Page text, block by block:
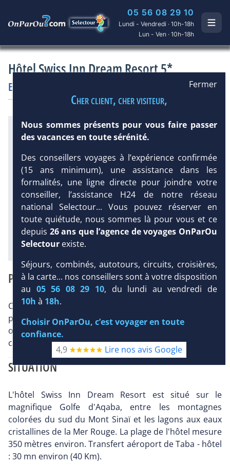
05 56 08 29 10
Lundi - Vendredi · 10h-18h
Lun - Ven · 10h-18h
Hôtel Swiss Inn Dream Resort 5*
Egypte HôtelPrestige
DEMANDE
Infos météo :
37 °C
0 mm
28 °C
Dist. Distance:
< 100 m
Long.Longueur:
350 m
Équipement :
260
Tx :17 % Tx :25 %
Infos golfs :
Distance depuis l'hôtel : 5 km
PRÉSENTATION
Ce nouvel hôtel, construit fin 2009 le long d'une belle
plage de sable et adossé aux montagnes du Sinaï, vous
offre un service de qualité dans un environnement
calme.
SITUATION
L'hôtel Swiss Inn Dream Resort est situé sur le
magnifique Golfe d'Aqaba, entre les montagnes
colorées du sud du Mont Sinaï et les lagons aux eaux
cristallines de la Mer Rouge. La plage de l'hôtel mesure
350 mètres environ. Transfert aéroport de Taba - hôtel
: 30 mn environ (40 Km).
Fermer
Cher client, cher visiteur,
Nous sommes présents pour vous faire passer
des vacances en toute sérénité.
Des conseillers voyages à l’expérience confirmée
(15 ans minimum), une assistance dans les
formalités, une ligne directe pour joindre votre
conseiller, l’assistance H24 de notre réseau
national Selectour... Vous pouvez réserver en
toute quiétude, nous sommes là pour vous et ce
depuis 26 ans que l’agence de voyages OnParOu
Selectour existe.
Séjours, combinés, autotours, circuits, croisières,
à la carte... nos conseillers sont à votre disposition
au 05 56 08 29 10, du lundi au vendredi de
10h à 18h.
Choisir OnParOu, c’est voyager en toute
confiance.
4,9
Lire nos avis Google